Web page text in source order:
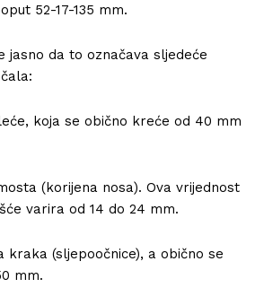
52-17-135 mm.
jasno da to označava sljedeće
koja se obično kreće od 40 mm
(korijena nosa). Ova vrijednost
varira od 14 do 24 mm.
kraka (sljepoočnice), a obično se
mm.